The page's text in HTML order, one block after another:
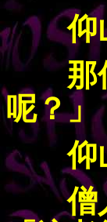
仰山
那僧
呢？」
仰山
僧人